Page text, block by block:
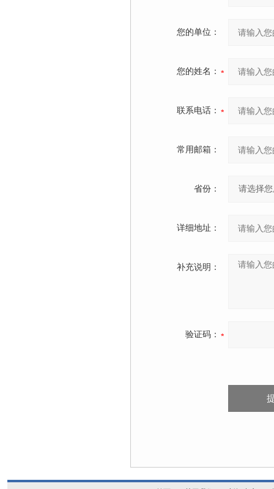
您的单位：
您的姓名：
联系电话：
常用邮箱：
省份：
详细地址：
补充说明：
验证码：